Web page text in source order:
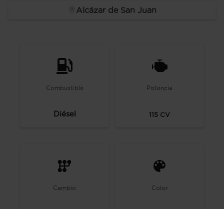
Alcázar de San Juan
Combustible
Diésel
Potencia
115 CV
Cambio Color